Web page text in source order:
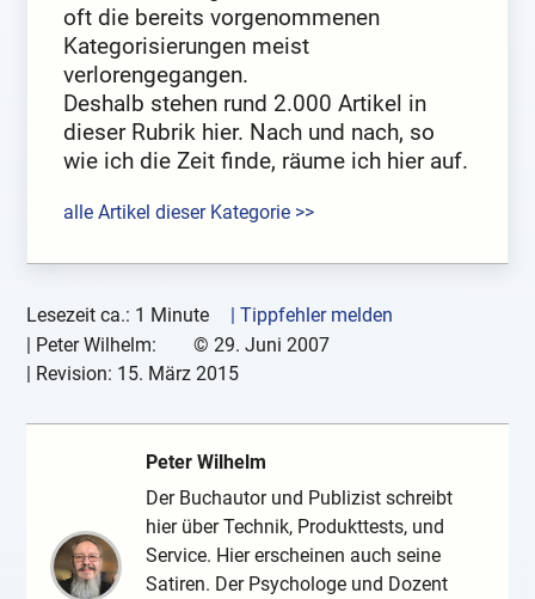
oft die bereits vorgenommenen
Kategorisierungen meist
verlorengegangen.
Deshalb stehen rund 2.000 Artikel in
dieser Rubrik hier. Nach und nach, so
wie ich die Zeit finde, räume ich hier auf.
alle Artikel dieser Kategorie >>
Lesezeit ca.: 1 Minute
| Tippfehler melden
| Peter Wilhelm: © 29. Juni 2007
| Revision: 15. März 2015
Peter Wilhelm
Der Buchautor und Publizist schreibt
hier über Technik, Produkttests, und
Service. Hier erscheinen auch seine
Satiren. Der Psychologe und Dozent